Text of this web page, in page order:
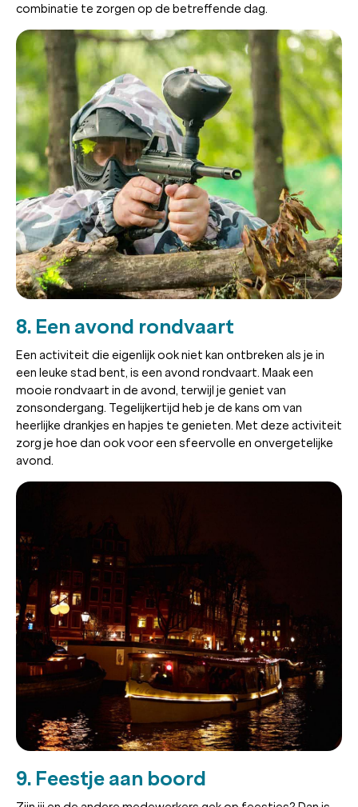
combinatie te zorgen op de betreffende dag.
8. Een avond rondvaart
Een activiteit die eigenlijk ook niet kan ontbreken als je in
een leuke stad bent, is een avond rondvaart. Maak een
mooie rondvaart in de avond, terwijl je geniet van
zonsondergang. Tegelijkertijd heb je de kans om van
heerlijke drankjes en hapjes te genieten. Met deze activiteit
zorg je hoe dan ook voor een sfeervolle en onvergetelijke
avond.
9. Feestje aan boord